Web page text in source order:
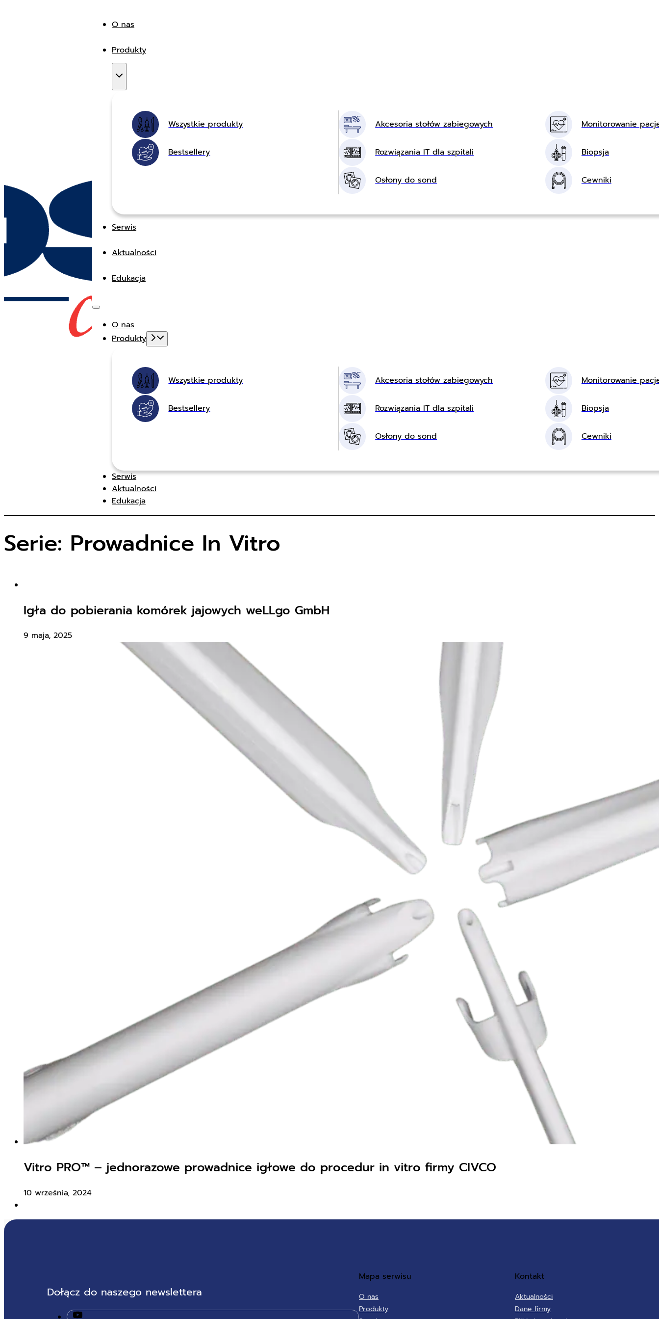
O nas
Produkty
Wszystkie produkty
Bestsellery
Akcesoria stołów zabiegowych Monitorowanie
Rozwiązania IT dla szpitali Biopsja
Osłony do sond Cewniki
Serwis
Aktualności
Edukacja
O nas
Produkty
Wszystkie produkty
Bestsellery
Akcesoria stołów zabiegowych Monitorowanie
Rozwiązania IT dla szpitali Biopsja
Osłony do sond Cewniki
Serwis
Aktualności
Edukacja
Serie: Prowadnice In Vitro
Igła do pobierania komórek jajowych weLLgo GmbH
9 maja, 2025
Vitro PRO™ – jednorazowe prowadnice igłowe do procedur in vitro firmy CIVCO
10 września, 2024
Dołącz do naszego newslettera
Mapa serwisu
O nas
Produkty
Kontakt
Aktualności
Dane firmy